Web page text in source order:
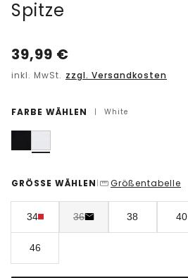
Spitze
39,99 €
inkl. MwSt. zzgl. Versandkosten
FARBE WÄHLEN | White
GRÖSSE WÄHLEN | Größentabelle
34 36 38 40
46